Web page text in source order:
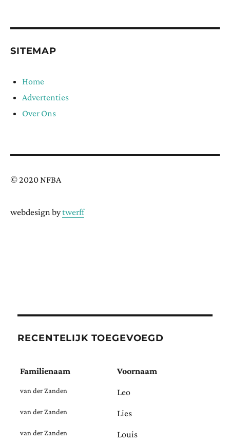
SITEMAP
Home
Advertenties
Over Ons
© 2020 NFBA
webdesign bytwerff
RECENTELIJK TOEGEVOEGD
Familienaam Voornaam
van der Zanden Leo
van der Zanden Lies
van der Zanden Louis